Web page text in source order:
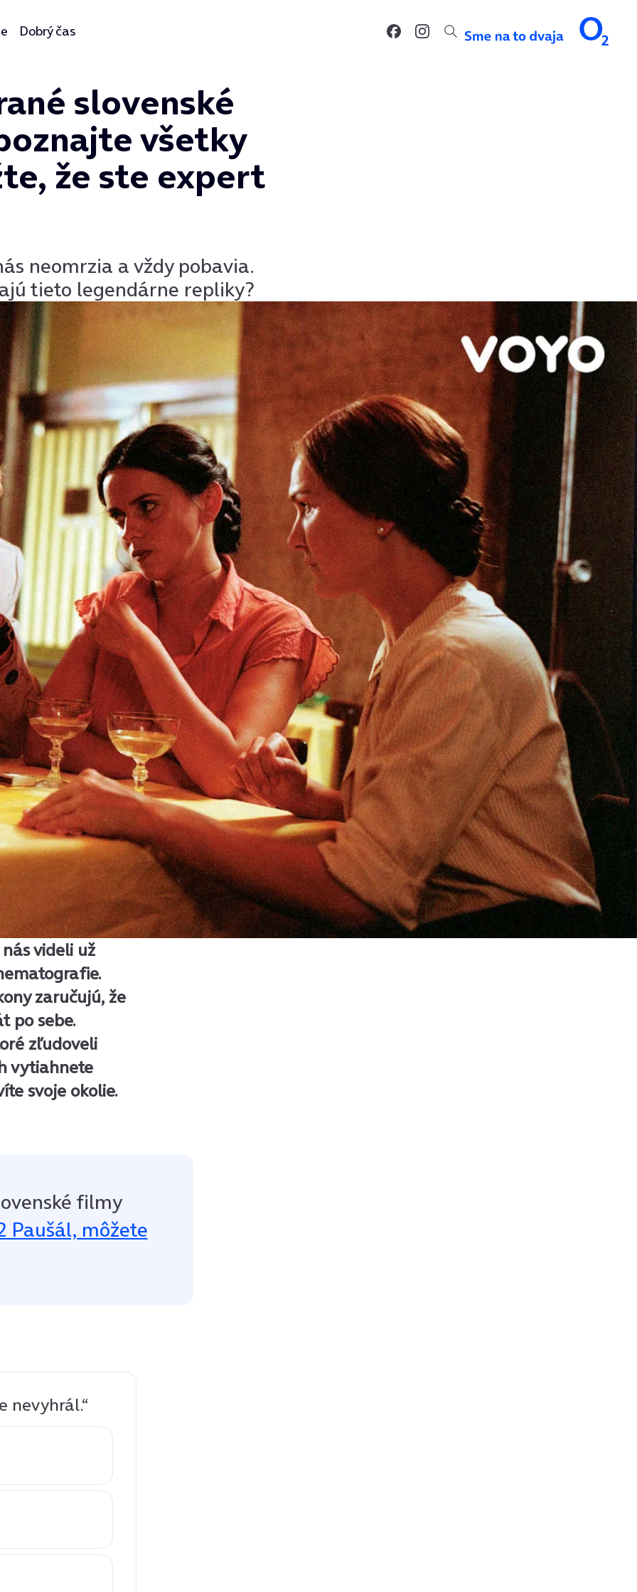
Dobrý čas
slovenské
všetky
že ste expert
neomrzia a vždy pobavia.
tieto legendárne repliky?
videli už
zaručujú, že
po sebe.
zľudoveli
vytiahnete
svoje okolie.
filmy
Paušál, môžete
nevyhrál.“